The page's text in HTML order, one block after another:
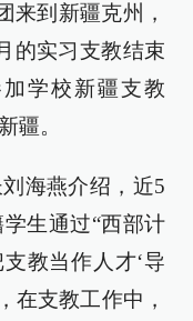
来到新疆克州，
的实习支教结束
学校新疆支教
疆。
海燕介绍，近5
生通过“西部计
教当作人才‘导
在支教工作中，